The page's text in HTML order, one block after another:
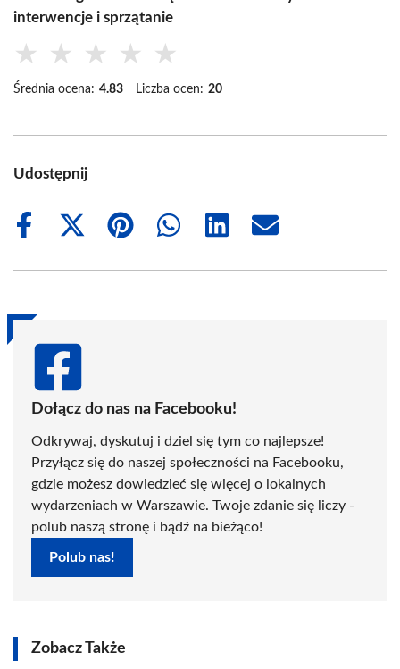
interwencje i sprzątanie
★ ★ ★ ★ ★
Średnia ocena: 4.83 Liczba ocen: 20
Udostępnij
Share
Share
(Twitter)
Share
Share
Share
Share
Dołącz do nas na Facebooku!
Odkrywaj, dyskutuj i dziel się tym co najlepsze!
Przyłącz się do naszej społeczności na Facebooku,
gdzie możesz dowiedzieć się więcej o lokalnych
wydarzeniach w Warszawie. Twoje zdanie się liczy -
polub naszą stronę i bądź na bieżąco!
Polub nas!
Zobacz Także